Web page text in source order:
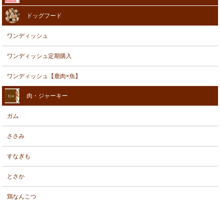
ドッグフード
ワンディッシュ
ワンディッシュ定期購入
ワンディッシュ【鹿肉×魚】
肉・ジャーキー
ガム
ささみ
すなぎも
とさか
鶏なんこつ